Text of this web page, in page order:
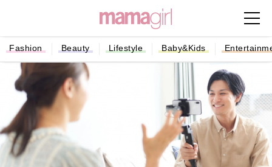
Fashion Beauty Lifestyle Baby&Kids